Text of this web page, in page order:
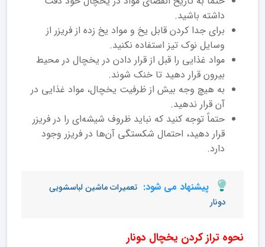
داشته باشید.
برای جدا کردن قابل یخ و مواد یخ زده از فریزر از
وسایل نوک تیز استفاده نکنید.
مواد غذایی را قبل از قرار دادن در یخچال در محیط
بیرون قرار دهید تا خنک شوند.
به هیچ وجه بیش از ظرفیت یخچال، مواد غذایی در
آن قرار ندهید.
حتماً توجه کنید که نباید ظروف شیشه‌ای را در فریزر
قرار دهید، احتمال شکستگی آن‌ها در فریزر وجود
دارد.
پیشنهاد می شود: تعمیرات ماشین لباسشویی
دونار
نحوه تراز کردن یخچال دونار